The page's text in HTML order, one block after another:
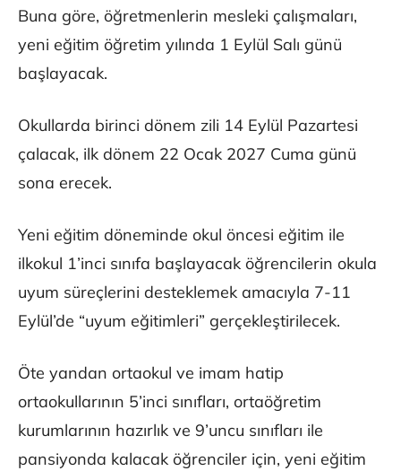
Buna göre, öğretmenlerin mesleki çalışmaları,
yeni eğitim öğretim yılında 1 Eylül Salı günü
başlayacak.
Okullarda birinci dönem zili 14 Eylül Pazartesi
çalacak, ilk dönem 22 Ocak 2027 Cuma günü
sona erecek.
Yeni eğitim döneminde okul öncesi eğitim ile
ilkokul 1’inci sınıfa başlayacak öğrencilerin okula
uyum süreçlerini desteklemek amacıyla 7-11
Eylül’de “uyum eğitimleri” gerçekleştirilecek.
Öte yandan ortaokul ve imam hatip
ortaokullarının 5’inci sınıfları, ortaöğretim
kurumlarının hazırlık ve 9’uncu sınıfları ile
pansiyonda kalacak öğrenciler için, yeni eğitim